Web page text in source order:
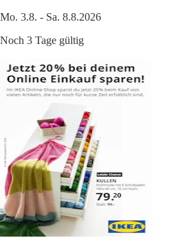
Mo. 3.8. - Sa. 8.8.2026
Noch 3 Tage gültig